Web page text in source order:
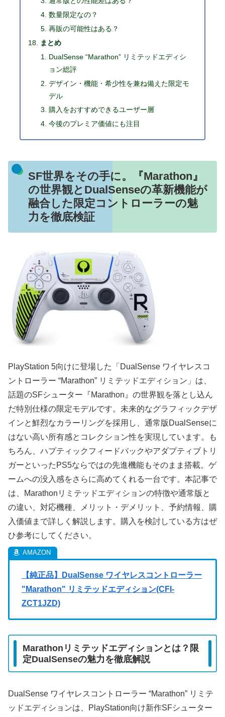
数量限定なの？
再販の可能性はある？
まとめ
DualSense “Marathon” リミテッドエディシ
ョン総評
デザイン・機能・希少性を兼ね備えた限定モ
デル
購入をおすすめできるユーザー層
今後のプレミア価値にも注目
SF世界をその手に。『Marathon』
の世界観とDualSenseの革新機能が
融合した限定コントローラーの魅
力を徹底検証
PlayStation 5向けに登場した「DualSense ワイヤレスコ
ントローラー “Marathon” リミテッドエディション」は、
話題のSFシューター『Marathon』の世界観を落とし込ん
だ特別仕様の限定モデルです。未来的なグラフィックデザ
インと鮮烈なカラーリングを採用し、通常版DualSenseに
はない高い所有感とコレクション性を実現しています。も
ちろん、ハプティックフィードバックやアダプティブトリ
ガーといったPS5ならではの先進機能もそのまま搭載。ゲ
ームへの没入感をさらに高めてくれる一台です。本記事で
は、Marathonリミテッドエディションの特徴や通常版と
の違い、対応機種、メリット・デメリット、予約情報、購
入価値まで詳しく解説します。購入を検討している方はぜ
ひ参考にしてください。
【純正品】DualSense ワイヤレスコントローラー
"Marathon" リミテッドエディション(CFI-
ZCT1JZD)
Marathonリミテッドエディションとは？限
定DualSenseの魅力を徹底解説
DualSense ワイヤレスコントローラー “Marathon” リミテ
ッドエディションは、PlayStation向け新作SFシューター